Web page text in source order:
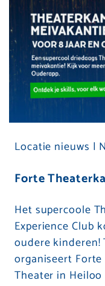
Locatie nieuws |
Forte
Het supercoole
Experience Club
oudere
organiseert
Theater in